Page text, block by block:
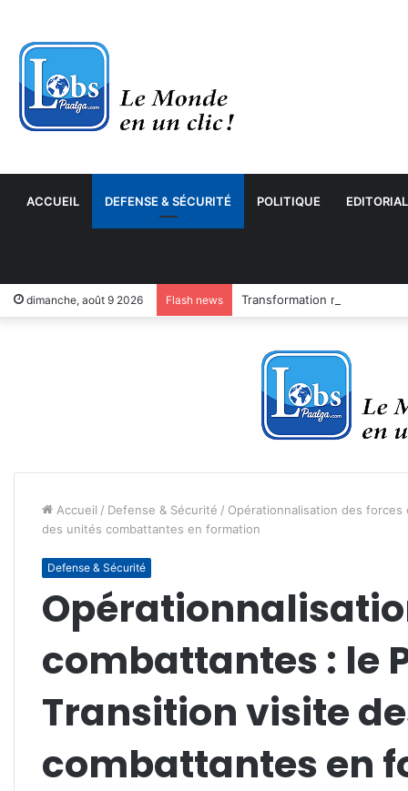
ACCUEIL DEFENSE & SÉCURITÉ POLITIQUE EDITORIAL
dimanche, août 9 2026 Flash news Transformation numérique :
Accueil / Defense & Sécurité / Opérationnalisation des
des unités combattantes en formation
Defense & Sécurité
combattantes : le
Transition visite
combattantes en